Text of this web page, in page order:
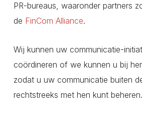
PR-bureaus, waaronder partners
de FinCom Alliance.
Wij kunnen uw communicatie-
coördineren of we kunnen u bij
zodat u uw communicatie buiten
rechtstreeks met hen kunt beheren.